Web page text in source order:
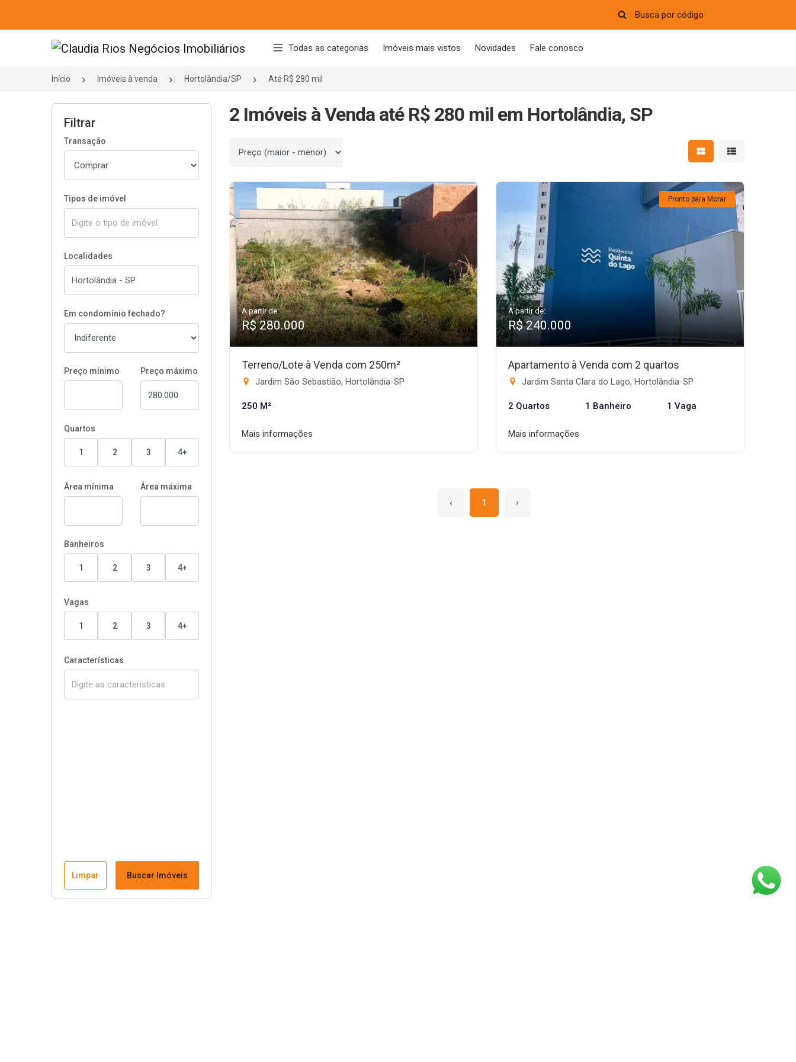
Página inicial Todas as categorias Imóveis mais vistos Novidades Fale conosco
Início Imóveis à venda Hortolândia/SP Até R$ 280 mil
Filtrar
Transação
Tipos de imóvel
Localidades
Em condomínio fechado?
Preço mínimo Preço máximo
Quartos
1 2 3 4+
Área mínima Área máxima
Banheiros
1 2 3 4+
Vagas
1 2 3 4+
Características
Limpar Buscar Imóveis
2 Imóveis à Venda até R$ 280 mil em Hortolândia, SP
Ordenar por Mostrar resultados em
Mostrar
A partir de:
R$ 280.000
Terreno/Lote à Venda com 250m²
Jardim São Sebastião, Hortolândia-SP
250 M²
Mais informações
Pronto para Morar
A partir de:
R$ 240.000
Apartamento à Venda com 2 quartos
Jardim Santa Clara do Lago, Hortolândia-SP
2 Quartos 1 Banheiro 1 Vaga
Mais informações
‹ 1 ›